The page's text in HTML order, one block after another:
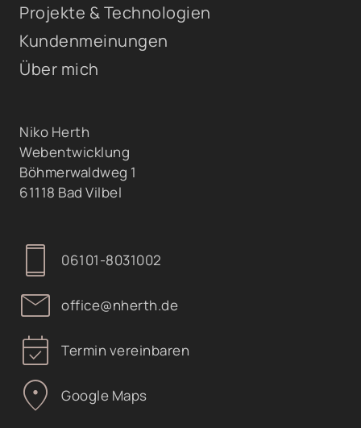
Projekte & Technologien
Kundenmeinungen
Über mich
Niko Herth
Webentwicklung
Böhmerwaldweg 1
61118 Bad Vilbel
smartphone 06101-8031002
mail office@nherth.de
event_available Termin vereinbaren
location_on Google Maps